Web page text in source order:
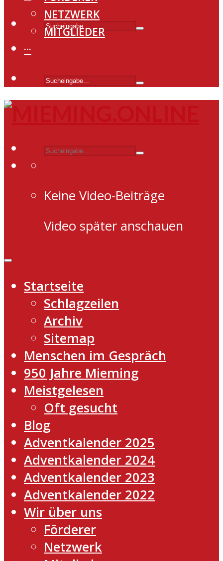
NETZWERK
MITGLIEDER
···
Keine Video-Beiträge
Video später anschauen
Startseite
Schlagzeilen
Archiv
Sitemap
Menschen im Gespräch
950 Jahre Mieming
Meistgelesen
Oft gesucht
Blog
Adventkalender 2025
Adventkalender 2024
Adventkalender 2023
Adventkalender 2022
Wir über uns
Förderer
Netzwerk